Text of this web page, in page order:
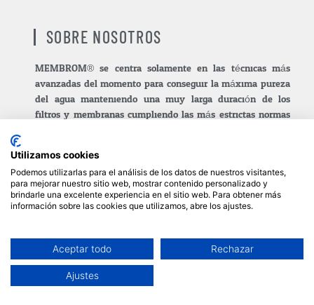
SOBRE NOSOTROS
MEMBROM® se centra solamente en las técnicas más
avanzadas del momento para conseguir la máxima pureza
del agua manteniendo una muy larga duración de los
filtros y membranas cumpliendo las más estrictas normas
Los sistemas de purificación de agua MEMBROM® están
especialmente diseñados para ahorrar agua, tiempo y
dinero en entonos de trabajo exigentes, evitando paradas
cantidad de agua.
Todas las innovaciones de los purificadores de agua
MEMBROM® están descritas en patente propia. Los
Utilizamos cookies
Podemos utilizarlas para el análisis de los datos de nuestros visitantes,
para mejorar nuestro sitio web, mostrar contenido personalizado y
brindarle una excelente experiencia en el sitio web. Para obtener más
información sobre las cookies que utilizamos, abre los ajustes.
Aceptar todo Rechazar
Ajustes